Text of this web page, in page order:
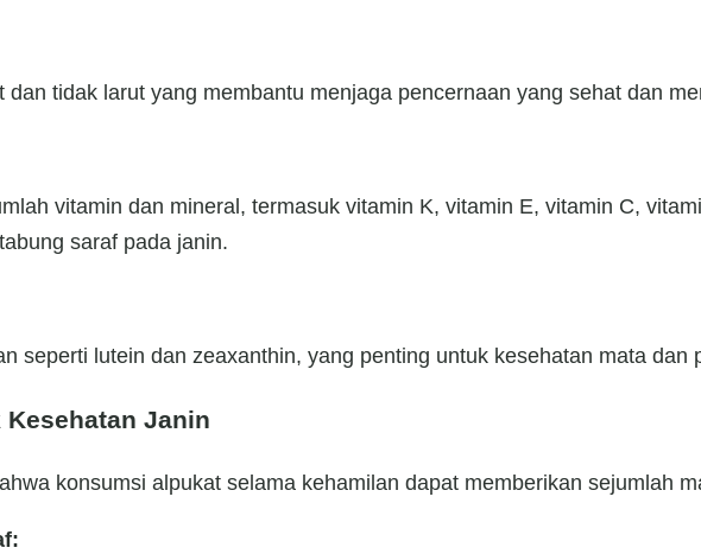
tidak larut yang membantu menjaga pencernaan yang sehat dan
vitamin dan mineral, termasuk vitamin K, vitamin E, vitamin C,
saraf pada janin.
seperti lutein dan zeaxanthin, yang penting untuk kesehatan mata dan
Janin
konsumsi alpukat selama kehamilan dapat memberikan sejumlah